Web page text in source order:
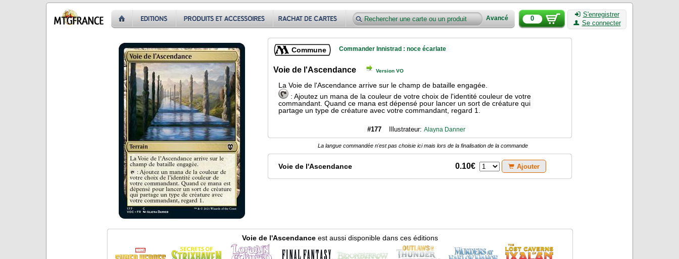
Avancé 0
S'enregistrer
Se connecter
Commune Commander Innistrad : noce écarlate
Voie de l'Ascendance Version VO
La Voie de l'Ascendance arrive sur le champ de bataille engagée.
: Ajoutez un mana de la couleur de votre choix de l'identité couleur de votre
commandant. Quand ce mana est dépensé pour lancer un sort de créature qui
partage un type de créature avec votre commandant, regard 1.
#177 Illustrateur: Alayna Danner
La langue commandée n'est pas choisie ici mais lors de la finalisation de la commande
Voie de l'Ascendance 0.10€ Ajouter
Voie de l'Ascendance est aussi disponible dans ces éditions